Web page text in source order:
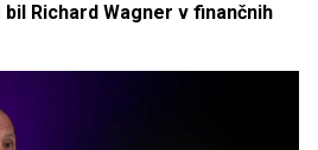
Richard Wagner v finančnih